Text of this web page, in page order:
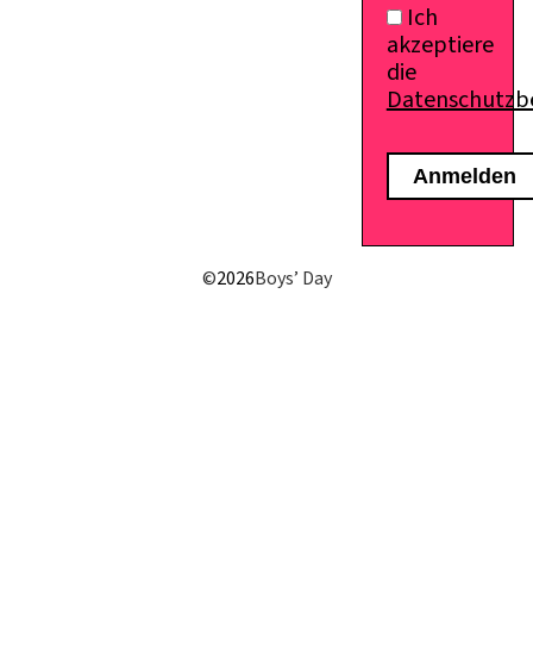
Ich
akzeptiere
die
©2026Boys’ Day